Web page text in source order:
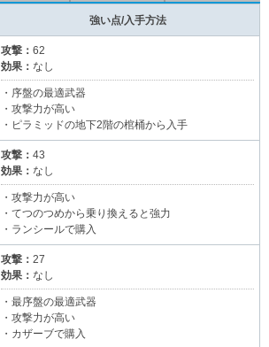
強い点/入手方法
攻撃： 62
効果： なし
・序盤の最適武器
・攻撃力が高い
・ピラミッドの地下2階の棺桶から入手
攻撃： 43
効果： なし
・攻撃力が高い
・てつのつめから乗り換えると強力
・ランシールで購入
攻撃： 27
効果： なし
・最序盤の最適武器
・攻撃力が高い
・カザーブで購入